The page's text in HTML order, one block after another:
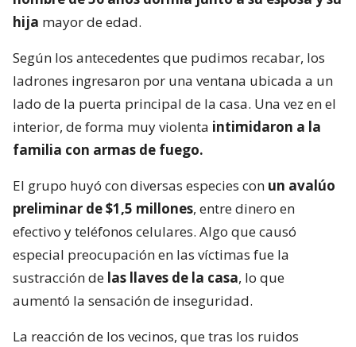
hija mayor de edad.
Según los antecedentes que pudimos recabar, los
ladrones ingresaron por una ventana ubicada a un
lado de la puerta principal de la casa. Una vez en el
interior, de forma muy violenta intimidaron a la
familia con armas de fuego.
El grupo huyó con diversas especies con un avalúo
preliminar de $1,5 millones, entre dinero en
efectivo y teléfonos celulares. Algo que causó
especial preocupación en las víctimas fue la
sustracción de las llaves de la casa, lo que
aumentó la sensación de inseguridad.
La reacción de los vecinos, que tras los ruidos